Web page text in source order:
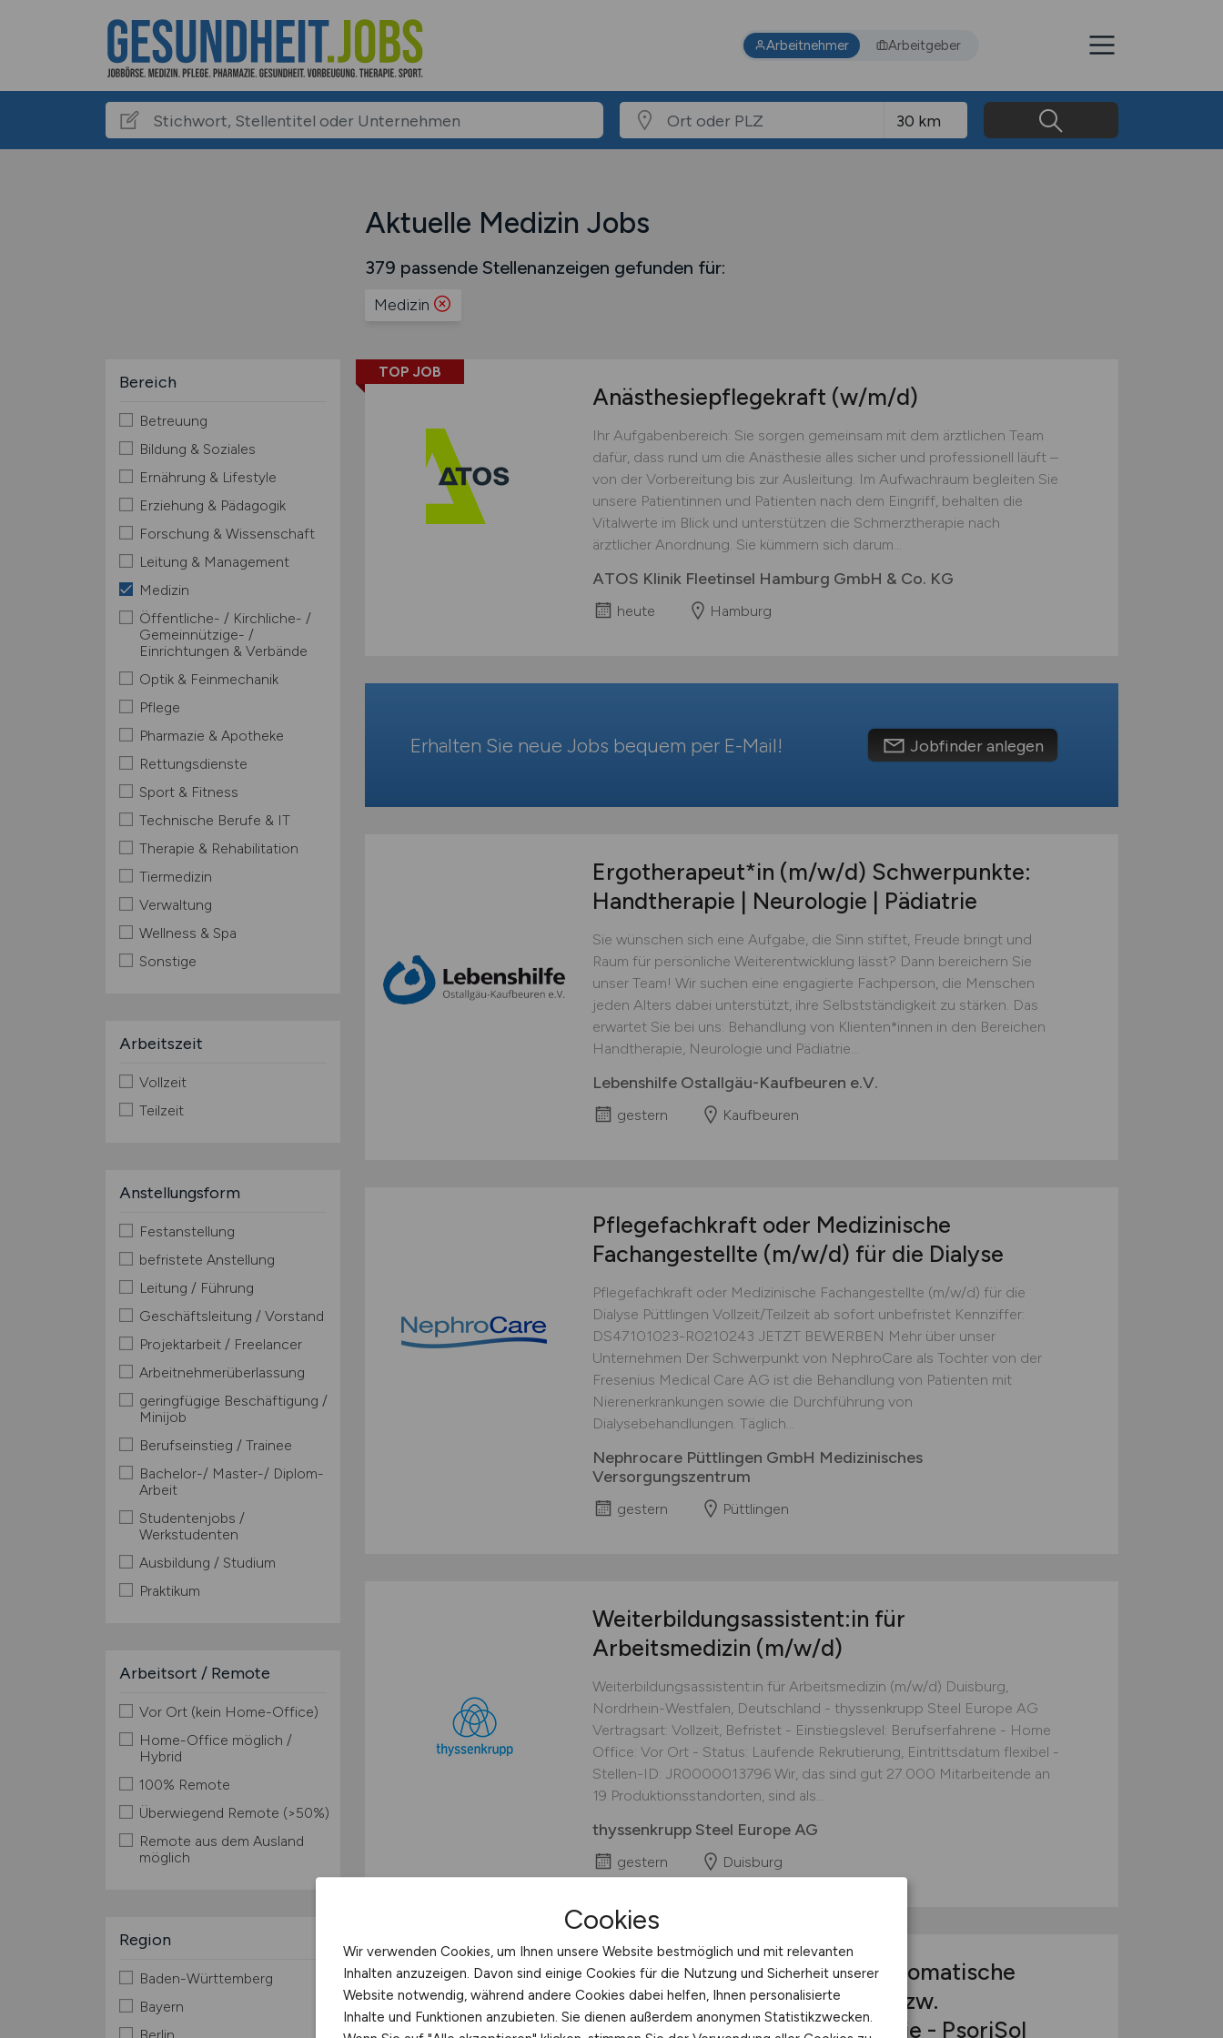
Arbeitnehmer Arbeitgeber
Aktuelle Medizin Jobs
379 passende Stellenanzeigen gefunden für:
Medizin
Bereich
Betreuung
Bildung & Soziales
Ernährung & Lifestyle
Erziehung & Pädagogik
Forschung & Wissenschaft
Leitung & Management
Medizin
Öffentliche- / Kirchliche- /
Gemeinnützige- /
Einrichtungen & Verbände
Optik & Feinmechanik
Pflege
Pharmazie & Apotheke
Rettungsdienste
Sport & Fitness
Technische Berufe & IT
Therapie & Rehabilitation
Tiermedizin
Verwaltung
Wellness & Spa
Sonstige
Arbeitszeit
Vollzeit
Teilzeit
Anstellungsform
Festanstellung
befristete Anstellung
Leitung / Führung
Geschäftsleitung / Vorstand
Projektarbeit / Freelancer
Arbeitnehmerüberlassung
geringfügige Beschäftigung /
Minijob
Berufseinstieg / Trainee
Bachelor-/ Master-/ Diplom-
Arbeit
Studentenjobs /
Werkstudenten
Ausbildung / Studium
Praktikum
Arbeitsort / Remote
Vor Ort (kein Home-Office)
Home-Office möglich /
Hybrid
100% Remote
Überwiegend Remote (>50%)
Remote aus dem Ausland
möglich
Region
Baden-Württemberg
Bayern
TOP JOB
Anästhesiepflegekraft (w/m/d)
Ihr Aufgabenbereich: Sie sorgen gemeinsam mit dem ärztlichen Team
dafür, dass rund um die Anästhesie alles sicher und professionell läuft –
von der Vorbereitung bis zur Ausleitung. Im Aufwachraum begleiten Sie
unsere Patientinnen und Patienten nach dem Eingriff, behalten die
Vitalwerte im Blick und unterstützen die Schmerztherapie nach
ärztlicher Anordnung. Sie kümmern sich darum...
ATOS Klinik Fleetinsel Hamburg GmbH & Co. KG
heute Hamburg
Erhalten Sie neue Jobs bequem per E-Mail! Jobfinder anlegen
Ergotherapeut*in (m/w/d) Schwerpunkte:
Handtherapie | Neurologie | Pädiatrie
Sie wünschen sich eine Aufgabe, die Sinn stiftet, Freude bringt und
Raum für persönliche Weiterentwicklung lässt? Dann bereichern Sie
unser Team! Wir suchen eine engagierte Fachperson, die Menschen
jeden Alters dabei unterstützt, ihre Selbstständigkeit zu stärken. Das
erwartet Sie bei uns: Behandlung von Klienten*innen in den Bereichen
Handtherapie, Neurologie und Pädiatrie...
Lebenshilfe Ostallgäu-Kaufbeuren e.V.
gestern Kaufbeuren
Pflegefachkraft oder Medizinische
Fachangestellte (m/w/d) für die Dialyse
Pflegefachkraft oder Medizinische Fachangestellte (m/w/d) für die
Dialyse Püttlingen Vollzeit/Teilzeit ab sofort unbefristet Kennziffer:
DS47101023-R0210243 JETZT BEWERBEN Mehr über unser
Unternehmen Der Schwerpunkt von NephroCare als Tochter von der
Fresenius Medical Care AG ist die Behandlung von Patienten mit
Nierenerkrankungen sowie die Durchführung von
Dialysebehandlungen. Täglich...
Nephrocare Püttlingen GmbH Medizinisches
Versorgungszentrum
gestern Püttlingen
Weiterbildungsassistent:in für
Arbeitsmedizin (m/w/d)
Weiterbildungsassistent:in für Arbeitsmedizin (m/w/d) Duisburg,
Nordrhein-Westfalen, Deutschland - thyssenkrupp Steel Europe AG
Vertragsart: Vollzeit, Befristet - Einstiegslevel: Berufserfahrene - Home
Office: Vor Ort - Status: Laufende Rekrutierung, Eintrittsdatum flexibel -
Stellen-ID: JR0000013796 Wir, das sind gut 27.000 Mitarbeitende an
19 Produktionsstandorten, sind als...
thyssenkrupp Steel Europe AG
gestern Duisburg
Oberarzt(m/w/d)für Psychosomatische
Medizin und Psychotherapie bzw.
Psychiatrie und Psychotherapie - PsoriSol
Cookies
Wir verwenden Cookies, um Ihnen unsere Website bestmöglich und mit relevanten
Inhalten anzuzeigen. Davon sind einige Cookies für die Nutzung und Sicherheit unserer
Website notwendig, während andere Cookies dabei helfen, Ihnen personalisierte
Inhalte und Funktionen anzubieten. Sie dienen außerdem anonymen Statistikzwecken.